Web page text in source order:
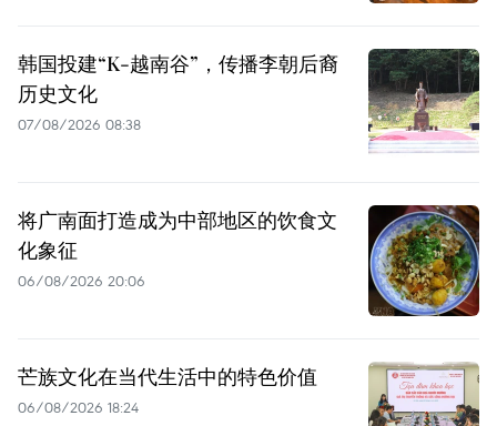
韩国投建“K-越南谷”，传播李朝后裔
历史文化
07/08/2026 08:38
将广南面打造成为中部地区的饮食文
化象征
06/08/2026 20:06
芒族文化在当代生活中的特色价值
06/08/2026 18:24